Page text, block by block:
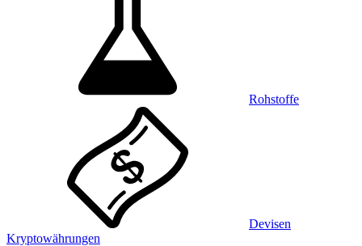
Rohstoffe
Devisen
Kryptowährungen